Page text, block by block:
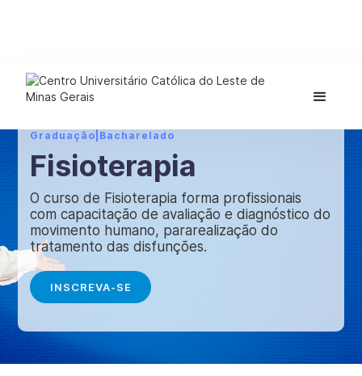
Graduação Bacharelado
Fisioterapia
O curso de Fisioterapia forma profissionais
com capacitação de avaliação e diagnóstico do
movimento humano, pararealização do
tratamento das disfunções.
INSCREVA-SE